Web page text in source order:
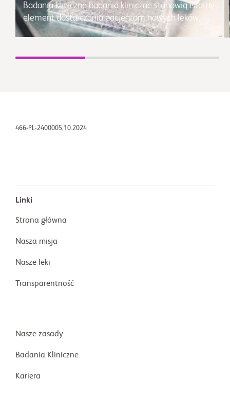
Badania kliniczne badania kliniczne stanowią istotny
element dostarczania pacjentom nowych leków.
466-PL-2400005,10.2024
Linki
Strona główna
Nasza misja
Nasze leki
Transparentność
Nasze zasady
Badania Kliniczne
Kariera